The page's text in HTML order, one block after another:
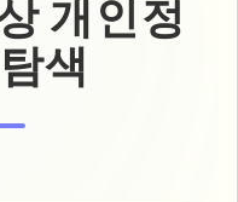
개인정
색